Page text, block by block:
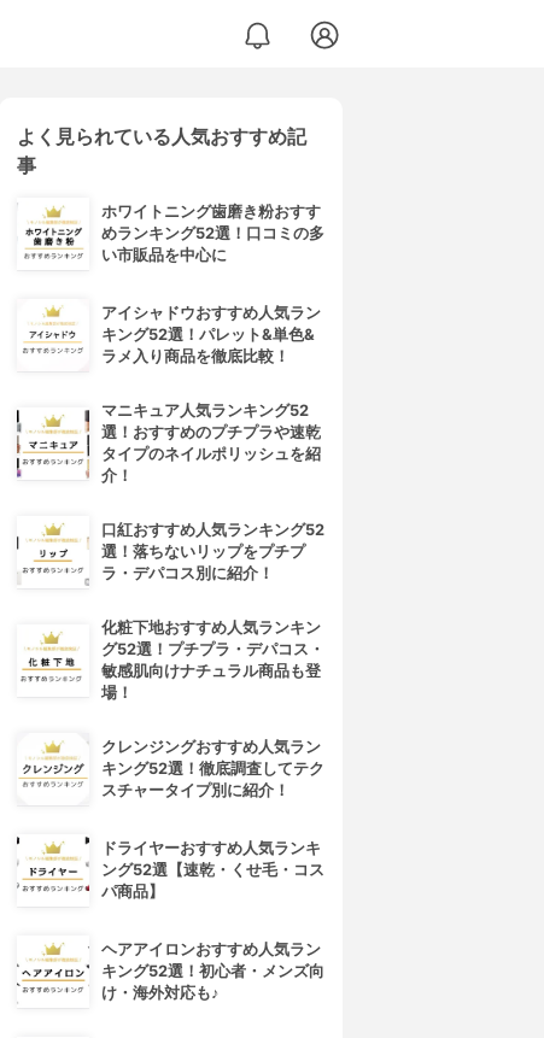
よく見られている人気おすすめ記
事
ホワイトニング歯磨き粉おすす
めランキング52選！口コミの多
い市販品を中心に
アイシャドウおすすめ人気ラン
キング52選！パレット&単色&
ラメ入り商品を徹底比較！
マニキュア人気ランキング52
選！おすすめのプチプラや速乾
タイプのネイルポリッシュを紹
介！
口紅おすすめ人気ランキング52
選！落ちないリップをプチプ
ラ・デパコス別に紹介！
化粧下地おすすめ人気ランキン
グ52選！プチプラ・デパコス・
敏感肌向けナチュラル商品も登
場！
クレンジングおすすめ人気ラン
キング52選！徹底調査してテク
スチャータイプ別に紹介！
ドライヤーおすすめ人気ランキ
ング52選【速乾・くせ毛・コス
パ商品】
ヘアアイロンおすすめ人気ラン
キング52選！初心者・メンズ向
け・海外対応も♪